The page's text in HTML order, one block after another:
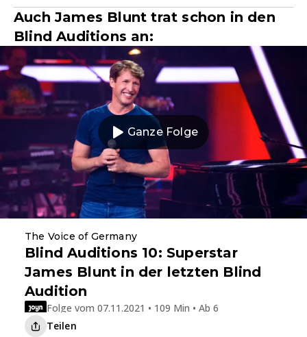
Auch James Blunt trat schon in den
Blind Auditions an:
Ganze Folge
The Voice of Germany
Blind Auditions 10: Superstar
James Blunt in der letzten Blind
Audition
Folge vom 07.11.2021 • 109 Min • Ab 6
Teilen